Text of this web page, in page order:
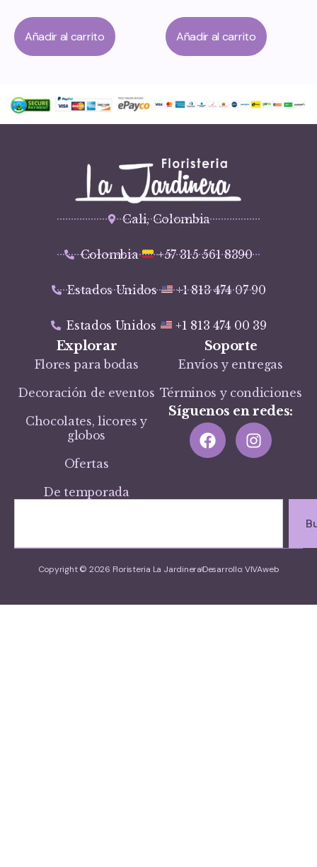
Añadir al carrito Añadir al carrito
Cali, Colombia
Colombia +57 315 561 8390
Estados Unidos +1 813 474 07 90
Estados Unidos +1 813 474 00 39
Explorar
Flores para bodas
Decoración de eventos
Chocolates, licores y
globos
Ofertas
De temporada
Soporte
Envíos y entregas
Términos y condiciones
Síguenos en redes:
Copyright © 2026 Floristeria La JardineraDesarrollo: VIVAweb